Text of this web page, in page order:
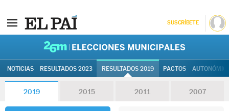
SUSCRÍBETE
NOTICIAS RESULTADOS 2023 RESULTADOS 2019 PACTOS
2019 2015 2011 2007